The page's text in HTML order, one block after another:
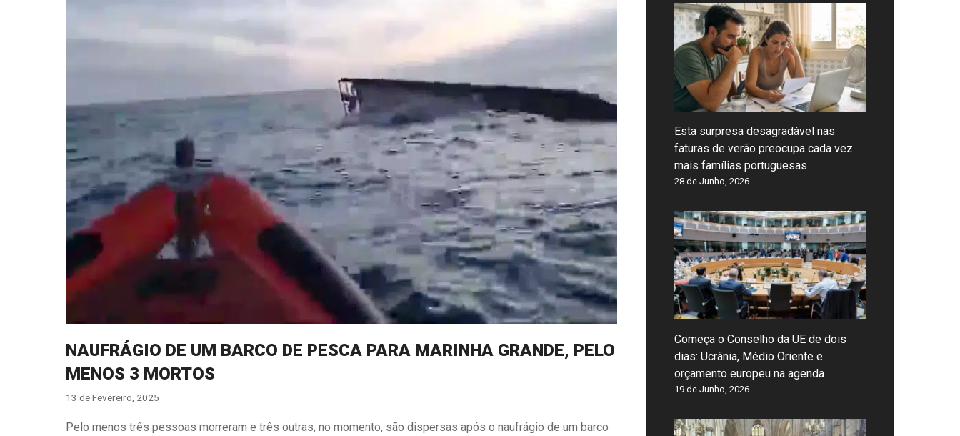
NAUFRÁGIO DE UM BARCO DE PESCA PARA MARINHA GRANDE, PELO
MENOS 3 MORTOS
13 de Fevereiro, 2025
Pelo menos três pessoas morreram e três outras, no momento, são dispersas após o naufrágio de um barco
Esta surpresa desagradável nas
faturas de verão preocupa cada vez
mais famílias portuguesas
28 de Junho, 2026
Começa o Conselho da UE de dois
dias: Ucrânia, Médio Oriente e
orçamento europeu na agenda
19 de Junho, 2026